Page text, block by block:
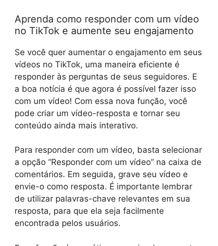
Aprenda como responder com um vídeo
no TikTok e aumente seu engajamento
Se você quer aumentar o engajamento em seus
vídeos no TikTok, uma maneira eficiente é
responder às perguntas de seus seguidores. E
a boa notícia é que agora é possível fazer isso
com um vídeo! Com essa nova função, você
pode criar um vídeo-resposta e tornar seu
conteúdo ainda mais interativo.
Para responder com um vídeo, basta selecionar
a opção “Responder com um vídeo” na caixa de
comentários. Em seguida, grave seu vídeo e
envie-o como resposta. É importante lembrar
de utilizar palavras-chave relevantes em sua
resposta, para que ela seja facilmente
encontrada pelos usuários.